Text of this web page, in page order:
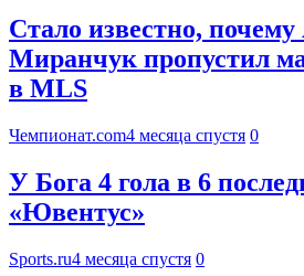
Стало известно, почему
Миранчук пропустил
в MLS
Чемпионат.com4 месяца спустя 0
У Бога 4 гола в 6
«Ювентус»
Sports.ru4 месяца спустя 0